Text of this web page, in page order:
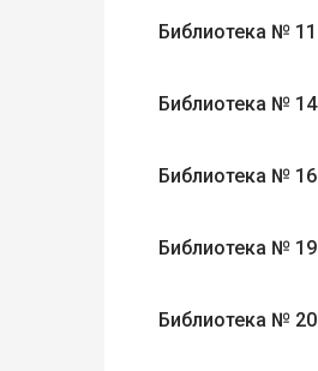
Библиотека № 11
Библиотека № 14
Библиотека № 16
Библиотека № 19
Библиотека № 20